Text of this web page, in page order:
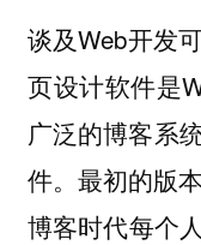
谈及Web开发
页设计软件是
广泛的博客系
件。最初的版
博客时代每个